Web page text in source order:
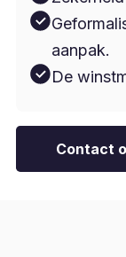
aanpak.
De
Contact